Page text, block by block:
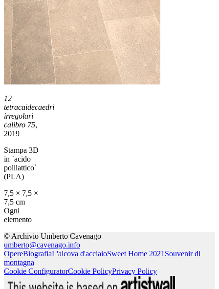
12
tetracaidecaedri
irregolari
calibro 75,
2019
Stampa 3D
in `acido
polilattico`
(PLA)
7,5 × 7,5 ×
7,5 cm
Ogni
elemento
© Archivio Umberto Cavenago
umberto@cavenago.info
OpereBiografiaL'alcova d'acciaioSweet Home 2021 Souvenir di
montagna
Cookie ConfiguratorCookie PolicyPrivacy Policy